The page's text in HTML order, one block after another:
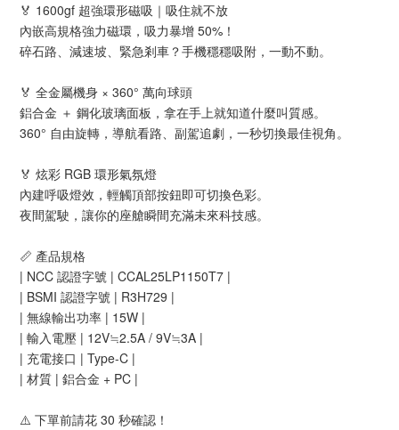
🏅 1600gf 超強環形磁吸｜吸住就不放
內嵌高規格強力磁環，吸力暴增 50%！
碎石路、減速坡、緊急剎車？手機穩穩吸附，一動不動。
🏅 全金屬機身 × 360° 萬向球頭
鋁合金 ＋ 鋼化玻璃面板，拿在手上就知道什麼叫質感。
360° 自由旋轉，導航看路、副駕追劇，一秒切換最佳視角。
🏅 炫彩 RGB 環形氣氛燈
內建呼吸燈效，輕觸頂部按鈕即可切換色彩。
夜間駕駛，讓你的座艙瞬間充滿未來科技感。
📏 產品規格
| NCC 認證字號 | CCAL25LP1150T7 |
| BSMI 認證字號 | R3H729 |
| 無線輸出功率 | 15W |
| 輸入電壓 | 12V≒2.5A / 9V≒3A |
| 充電接口 | Type-C |
| 材質 | 鋁合金 + PC |
⚠️ 下單前請花 30 秒確認！